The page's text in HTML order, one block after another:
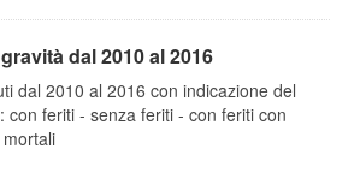
dal 2010 al 2016
dal 2010 al 2016 con indicazione del
con feriti - senza feriti - con feriti con